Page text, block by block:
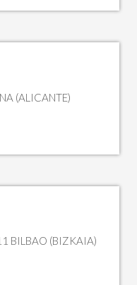
(ALICANTE)
BILBAO (BIZKAIA)